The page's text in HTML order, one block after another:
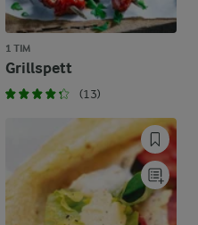
1 TIM
Grillspett
(13)